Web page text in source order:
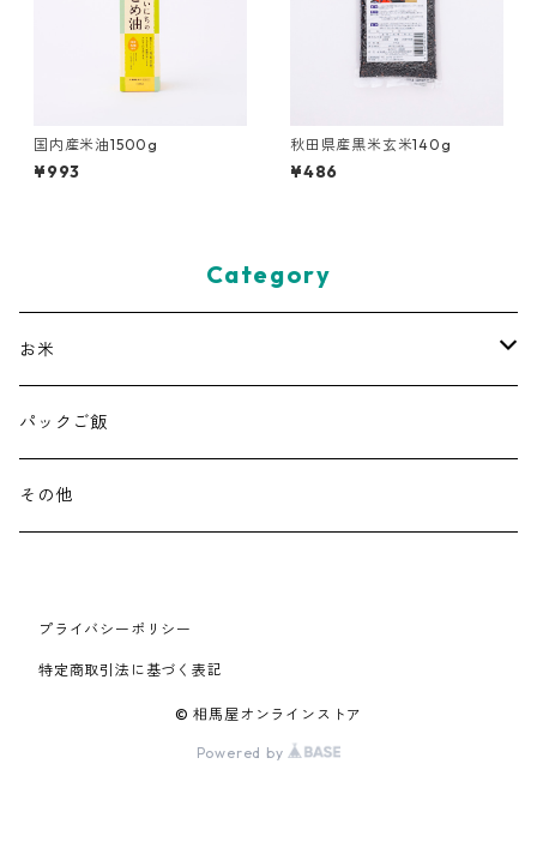
国内産米油1500g
¥993
秋田県産黒米玄米140g
¥486
Category
お米
300g
1kg
5kg
パックご飯
その他
プライバシーポリシー
特定商取引法に基づく表記
© 相馬屋オンラインストア
Powered by